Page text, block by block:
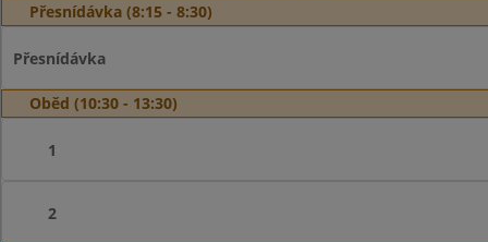
Přesnídávka (8:15 - 8:30)
Přesnídávka
Oběd (10:30 - 13:30)
1
2